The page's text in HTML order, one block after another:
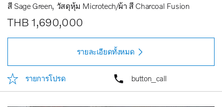
สี Sage Green วัสดุหุ้ม Microtech/ผ้า สี Charcoal Fusion
THB 1,690,000
รายละเอียดทั้งหมด
รายการโปรด button_call